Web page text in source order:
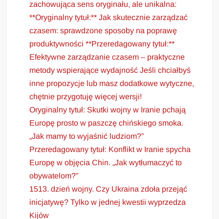
zachowująca sens oryginału, ale unikalna:
**Oryginalny tytuł:** Jak skutecznie zarządzać
czasem: sprawdzone sposoby na poprawę
produktywności **Przeredagowany tytuł:**
Efektywne zarządzanie czasem – praktyczne
metody wspierające wydajność Jeśli chciałbyś
inne propozycje lub masz dodatkowe wytyczne,
chętnie przygotuję więcej wersji!
Oryginalny tytuł: Skutki wojny w Iranie pchają
Europę prosto w paszczę chińskiego smoka.
„Jak mamy to wyjaśnić ludziom?”
Przeredagowany tytuł: Konflikt w Iranie spycha
Europę w objęcia Chin. „Jak wytłumaczyć to
obywatelom?”
1513. dzień wojny. Czy Ukraina zdoła przejąć
inicjatywę? Tylko w jednej kwestii wyprzedza
Kijów